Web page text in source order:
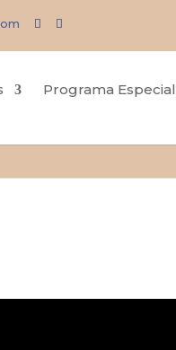
Programa Especial